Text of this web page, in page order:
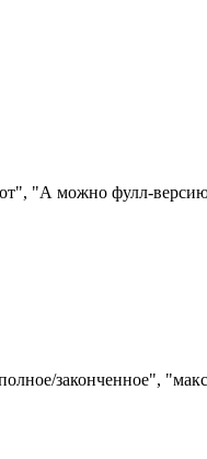
"А можно фулл-
законченное",